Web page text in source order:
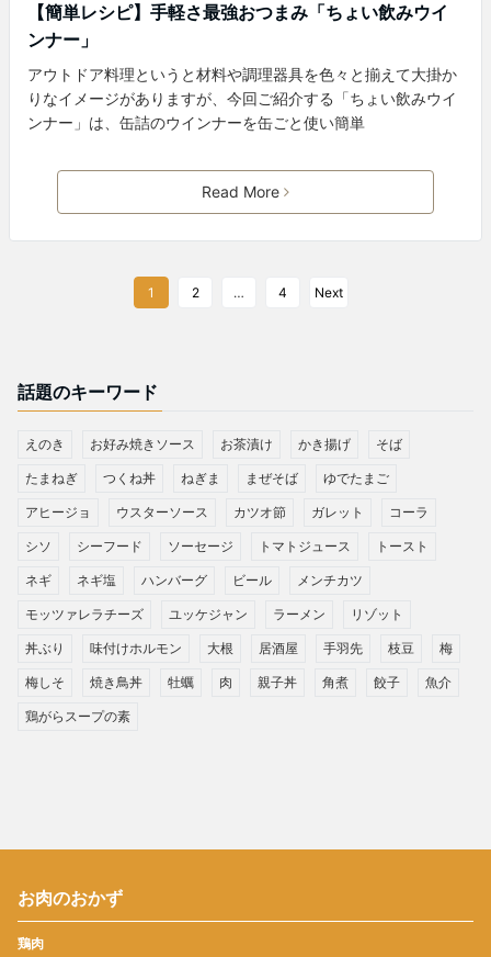
【簡単レシピ】手軽さ最強おつまみ「ちょい飲みウイ
ンナー」
アウトドア料理というと材料や調理器具を色々と揃えて大掛か
りなイメージがありますが、今回ご紹介する「ちょい飲みウイ
ンナー」は、缶詰のウインナーを缶ごと使い簡単
Read More
1 2 … 4 Next
話題のキーワード
えのき お好み焼きソース お茶漬け かき揚げ そば
たまねぎ つくね丼 ねぎま まぜそば ゆでたまご
アヒージョ ウスターソース カツオ節 ガレット コーラ
シソ シーフード ソーセージ トマトジュース トースト
ネギ ネギ塩 ハンバーグ ビール メンチカツ
モッツァレラチーズ ユッケジャン ラーメン リゾット
丼ぶり 味付けホルモン 大根 居酒屋 手羽先 枝豆 梅
梅しそ 焼き鳥丼 牡蠣 肉 親子丼 角煮 餃子 魚介
鶏がらスープの素
お肉のおかず
鶏肉